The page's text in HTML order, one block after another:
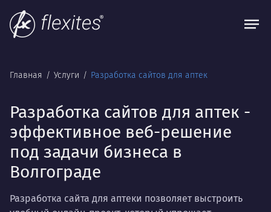
Главная Услуги Разработка сайтов для аптек
Разработка сайтов для аптек -
эффективное веб-решение
под задачи бизнеса в
Волгограде
Разработка сайта для аптеки позволяет выстроить